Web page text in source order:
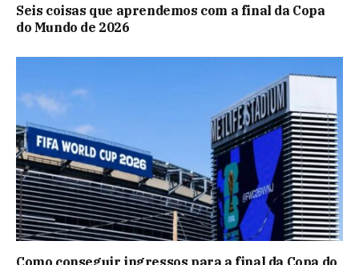
Seis coisas que aprendemos com a final da Copa
do Mundo de 2026
Como conseguir ingressos para a final da Copa do